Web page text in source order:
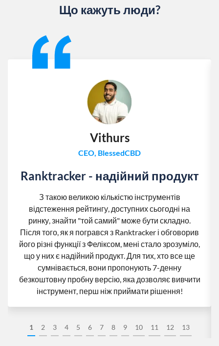
Що кажуть люди?
1 2 3 4 5 6 7 8 9 10 11 12 13
Vithurs
CEO, BlessedCBD
Ranktracker - надійний продукт
З такою великою кількістю інструментів
відстеження рейтингу, доступних сьогодні на
ринку, знайти "той самий" може бути складно.
Після того, як я погрався з Ranktracker і обговорив
його різні функції з Феліксом, мені стало зрозуміло,
що у них є надійний продукт. Для тих, хто все ще
сумнівається, вони пропонують 7-денну
безкоштовну пробну версію, яка дозволяє вивчити
інструмент, перш ніж приймати рішення!